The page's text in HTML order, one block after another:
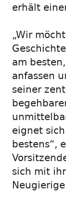
erhält
„Wir
am
anfassen
seiner
eignet
bestens“,
sich mit